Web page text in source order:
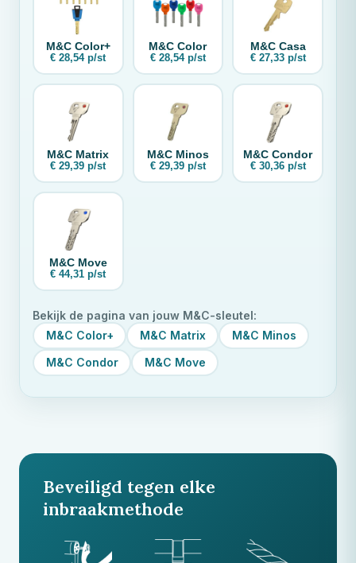
M&CColor+
€ 28,54 p/st
M&C Color
€ 28,54 p/st
M&CCasa
€ 27,33 p/st
M&C Matrix
€ 29,39 p/st
M&CMinos
€ 29,39 p/st
M&C Condor
€ 30,36 p/st
M&CMove
€ 44,31 p/st
Bekijk de pagina van jouw M&C-sleutel:
M&C Color+ M&C Matrix M&C Minos
M&C Condor M&C Move
Beveiligd tegen elke
inbraakmethode